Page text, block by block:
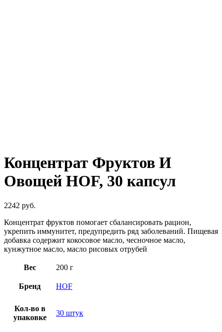
Концентрат Фруктов И
Овощей HOF, 30 капсул
2242 руб.
Концентрат фруктов помогает сбалансировать рацион,
укрепить иммунитет, предупредить ряд заболеваний. Пищевая
добавка содержит кокосовое масло, чесночное масло,
кунжутное масло, масло рисовых отрубей
Вес 200 г
Бренд HOF
Кол-во в
упаковке
30 штук